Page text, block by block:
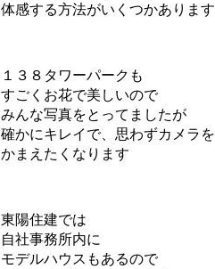
体感する方法がいくつかあります
１３８タワーパークも
すごくお花で美しいので
みんな写真をとってましたが
確かにキレイで、思わずカメラを
かまえたくなります
東陽住建では
自社事務所内に
モデルハウスもあるので